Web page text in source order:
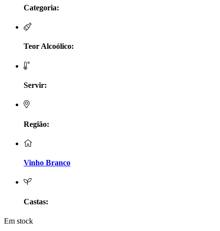
Categoria:
Teor Alcoólico:
Servir:
Região:
Vinho Branco
Castas:
Em stock